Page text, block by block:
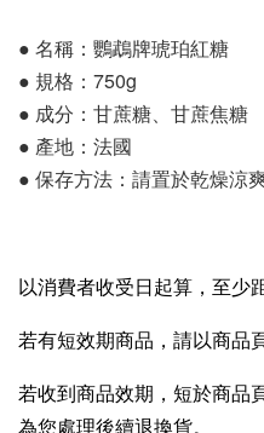
● 名稱：鸚鵡牌琥珀紅糖
● 規格：750g
● 成分：甘蔗糖、甘蔗焦糖
● 產地：法國
● 保存方法：請置於乾燥涼
以消費者收受日起算，至少
若有短效期商品，請以商品
若收到商品效期，短於商品
為您處理後續退換貨。